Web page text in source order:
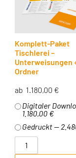
Komplett-Paket
Tischlerei –
Unterweisungen
Ordner
ab 1.180,00 €
Digitaler
1.180,00 €
Gedruckt —